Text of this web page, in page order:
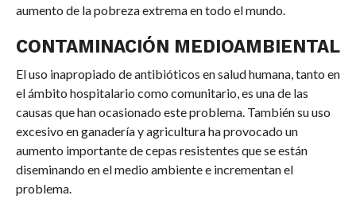
aumento de la pobreza extrema en todo el mundo.
CONTAMINACIÓN MEDIOAMBIENTAL
El uso inapropiado de antibióticos en salud humana, tanto en
el ámbito hospitalario como comunitario, es una de las
causas que han ocasionado este problema. También su uso
excesivo en ganadería y agricultura ha provocado un
aumento importante de cepas resistentes que se están
diseminando en el medio ambiente e incrementan el
problema.